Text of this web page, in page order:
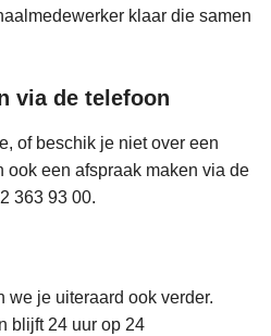
klaar die samen
via de telefoon
of beschik je niet over een
ook een afspraak maken via de
363 93 00.
we je uiteraard ook verder.
blijft 24 uur op 24